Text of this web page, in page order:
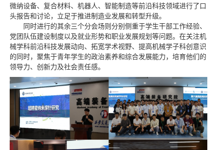
微纳设备、复合材料、机器人、智能制造等前沿科技领域进行了口
头报告和讨论，立足于推进制造业发展和转型升级。
同时进行的其余三个分会场则分别侧重于学生干部工作经验、
党团队伍建设制度以及就业形势和职业发展规划等问题。在关注机
械学科前沿科技发展动向、拓宽学术视野、提高机械学子科创意识
的同时，聚焦于青年学生的政治素养和综合发展能力，培育他们的
领导力、创新力及社会责任感。